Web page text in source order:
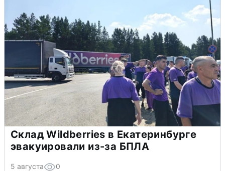
Склад Wildberries в Екатеринбурге
эвакуировали из-за БПЛА
5 августа 0